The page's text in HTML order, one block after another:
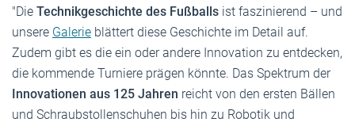
"Die Technikgeschichte des Fußballs ist faszinierend – und
unsere Galerie blättert diese Geschichte im Detail auf.
Zudem gibt es die ein oder andere Innovation zu entdecken,
die kommende Turniere prägen könnte. Das Spektrum der
Innovationen aus 125 Jahren reicht von den ersten Bällen
und Schraubstollenschuhen bis hin zu Robotik und